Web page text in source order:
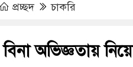
প্রচ্ছদ চাকরি
বিনা অভিজ্ঞতায়